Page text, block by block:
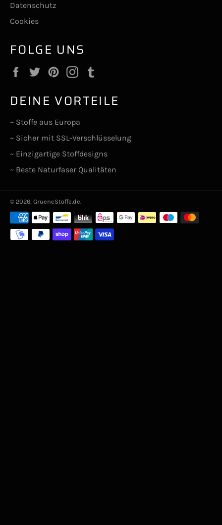
Datenschutz
Cookies
FOLGE UNS
FacebookTwitterPinterestInstagram
DEINE VORTEILE
~ Stoffe aus Europa
~ Sicher mit SSL-Verschlüsselung
~ Einzigartige Stoffdesigns
~ Beste Naturfaser Qualitäten
© 2026, GrueneStoffe.de
Zahlungsarten